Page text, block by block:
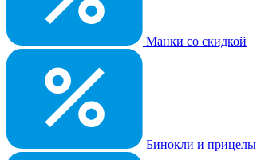
Манки со скидкой
Бинокли и прицелы